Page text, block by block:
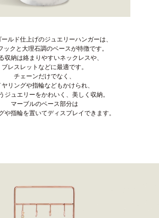
ールド仕上げのジュエリーハンガーは、
ックと大理石調のベースが特徴です。
収納は絡まりやすいネックレスや、
ブレスレットなどに最適です。
チェーンだけでなく、
ヤリングや指輪などもかけられ、
ジュエリーをかわいく、美しく収納。
マーブルのベース部分は
や指輪を置いてディスプレイできます。